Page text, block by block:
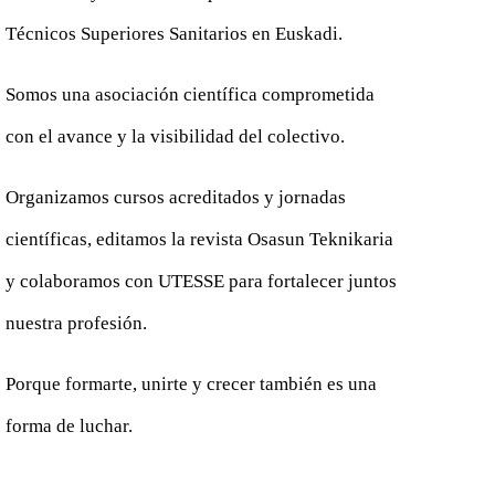
Técnicos Superiores Sanitarios en Euskadi.
Somos una asociación científica comprometida
con el avance y la visibilidad del colectivo.
Organizamos cursos acreditados y jornadas
científicas, editamos la revista Osasun Teknikaria
y colaboramos con UTESSE para fortalecer juntos
nuestra profesión.
Porque formarte, unirte y crecer también es una
forma de luchar.